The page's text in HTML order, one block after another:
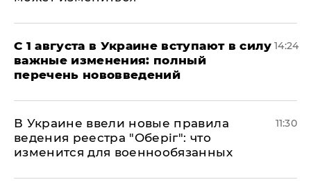
С 1 августа в Украине вступают в силу
важные изменения: полный
перечень нововведений
14:24
В Украине ввели новые правила
ведения реестра "Оберіг": что
изменится для военнообязанных
11:30